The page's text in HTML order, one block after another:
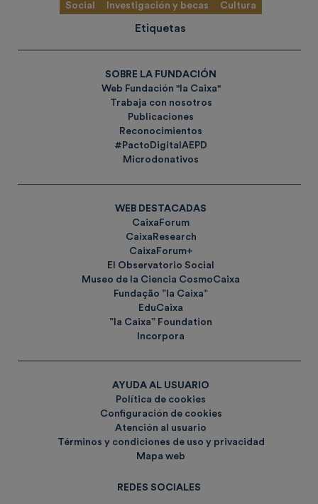
Social Investigación y becas Cultura
Etiquetas
SOBRE LA FUNDACIÓN
Web Fundación "la Caixa"
Trabaja con nosotros
Publicaciones
Reconocimientos
#PactoDigitalAEPD
Microdonativos
WEB DESTACADAS
CaixaForum
CaixaResearch
CaixaForum+
El Observatorio Social
Museo de la Ciencia CosmoCaixa
Fundação ”la Caixa”
EduCaixa
”la Caixa” Foundation
Incorpora
AYUDA AL USUARIO
Política de cookies
Configuración de cookies
Atención al usuario
Términos y condiciones de uso y privacidad
Mapa web
REDES SOCIALES